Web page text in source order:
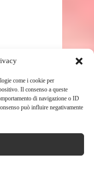
come i cookie per
Il consenso a queste
di navigazione o ID
può influire negativamente